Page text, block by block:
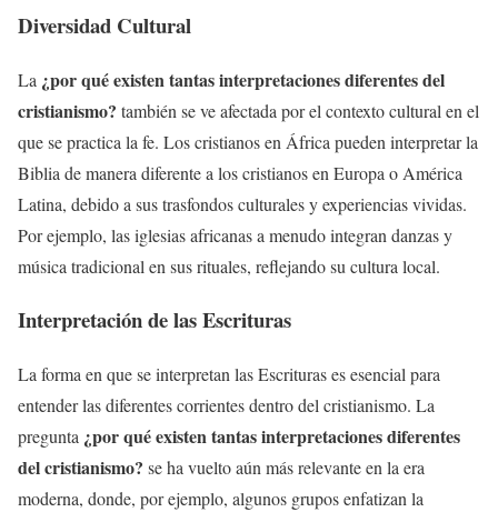
Diversidad Cultural
La ¿por qué existen tantas interpretaciones diferentes del
cristianismo? también se ve afectada por el contexto cultural en el
que se practica la fe. Los cristianos en África pueden interpretar la
Biblia de manera diferente a los cristianos en Europa o América
Latina, debido a sus trasfondos culturales y experiencias vividas.
Por ejemplo, las iglesias africanas a menudo integran danzas y
música tradicional en sus rituales, reflejando su cultura local.
Interpretación de las Escrituras
La forma en que se interpretan las Escrituras es esencial para
entender las diferentes corrientes dentro del cristianismo. La
pregunta ¿por qué existen tantas interpretaciones diferentes
del cristianismo? se ha vuelto aún más relevante en la era
moderna, donde, por ejemplo, algunos grupos enfatizan la